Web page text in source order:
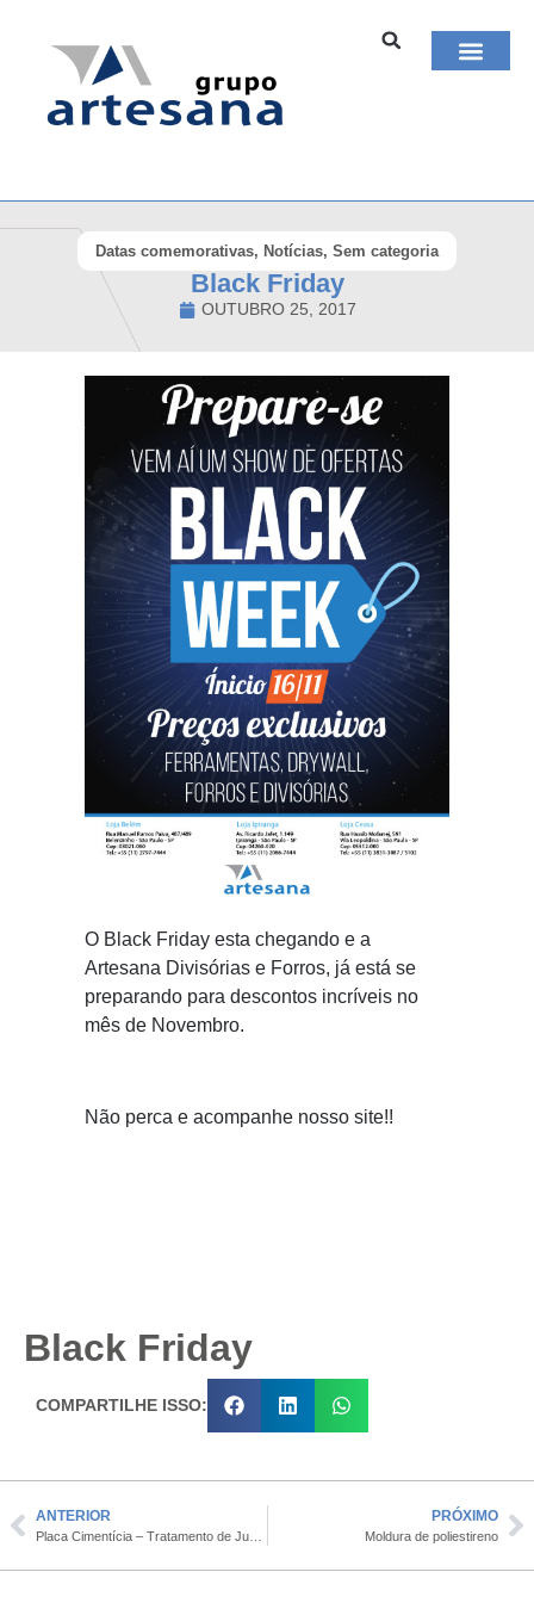
Datas comemorativas, Notícias, Sem categoria
Black Friday
OUTUBRO 25, 2017
O Black Friday esta chegando e a
Artesana Divisórias e Forros, já está se
preparando para descontos incríveis no
mês de Novembro.
Não perca e acompanhe nosso site!!
Black Friday
COMPARTILHE ISSO:
ANTERIOR PRÓXIMO
Moldura de poliestireno